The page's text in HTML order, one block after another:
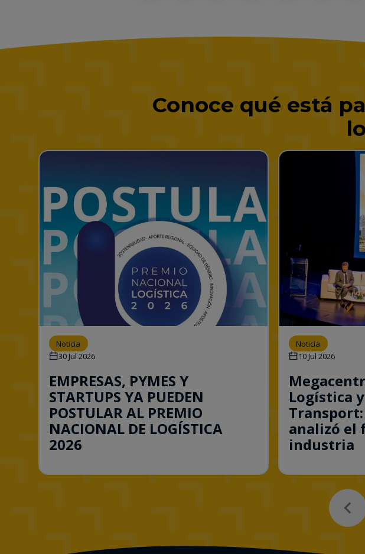
Conoce qué está
Noticia
30 Jul 2026
EMPRESAS, PYMES Y
STARTUPS YA PUEDEN
POSTULAR AL PREMIO
NACIONAL DE LOGÍSTICA
2026
Noticia
10 Jul 2026
Logística
analizó el
industria